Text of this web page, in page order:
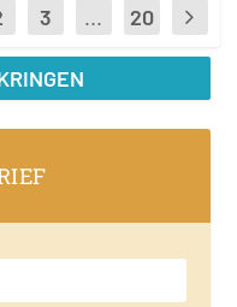
3 ... 20